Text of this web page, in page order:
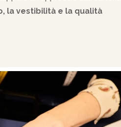
la vestibilità e la qualità